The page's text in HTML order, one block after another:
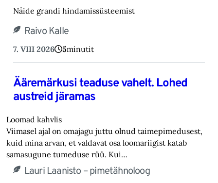
Näide grandi hindamissüsteemist
Raivo Kalle
7. VIII 2026 5minutit
Ääremärkusi teaduse vahelt. Lohed
austreid järamas
Loomad kahvlis
Viimasel ajal on omajagu juttu olnud taimepimedusest,
kuid mina arvan, et valdavat osa loomariigist katab
samasugune tumeduse rüü. Kui…
Lauri Laanisto – pimetähnoloog